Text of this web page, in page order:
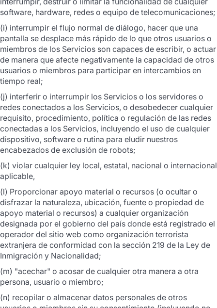
software, hardware, redes o equipo de telecomunicaciones;
(i) interrumpir el flujo normal de diálogo, hacer que una
pantalla se desplace más rápido de lo que otros usuarios o
miembros de los Servicios son capaces de escribir, o actuar
de manera que afecte negativamente la capacidad de otros
usuarios o miembros para participar en intercambios en
tiempo real;
(j) interferir o interrumpir los Servicios o los servidores o
redes conectados a los Servicios, o desobedecer cualquier
requisito, procedimiento, política o regulación de las redes
conectadas a los Servicios, incluyendo el uso de cualquier
dispositivo, software o rutina para eludir nuestros
encabezados de exclusión de robots;
(k) violar cualquier ley local, estatal, nacional o internacional
aplicable,
(l) Proporcionar apoyo material o recursos (o ocultar o
disfrazar la naturaleza, ubicación, fuente o propiedad de
apoyo material o recursos) a cualquier organización
designada por el gobierno del país donde está registrado el
operador del sitio web como organización terrorista
extranjera de conformidad con la sección 219 de la Ley de
Inmigración y Nacionalidad;
(m) "acechar" o acosar de cualquier otra manera a otra
persona, usuario o miembro;
(n) recopilar o almacenar datos personales de otros